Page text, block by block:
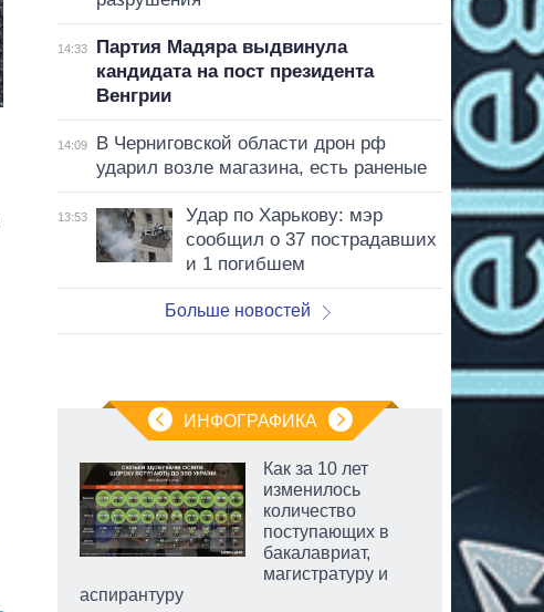
14:33
Партия Мадяра выдвинула
кандидата на пост президента
Венгрии
14:09
В Черниговской области дрон рф
ударил возле магазина, есть раненые
13:53
Удар по Харькову: мэр
сообщил о 37 пострадавших
и 1 погибшем
Больше новостей
ИНФОГРАФИКА
Как за 10 лет
изменилось
количество
поступающих в
бакалавриат,
магистратуру и
аспирантуру